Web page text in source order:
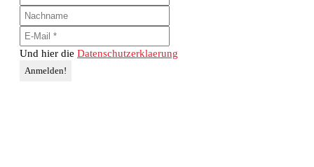
Und hier die Datenschutzerklaerung